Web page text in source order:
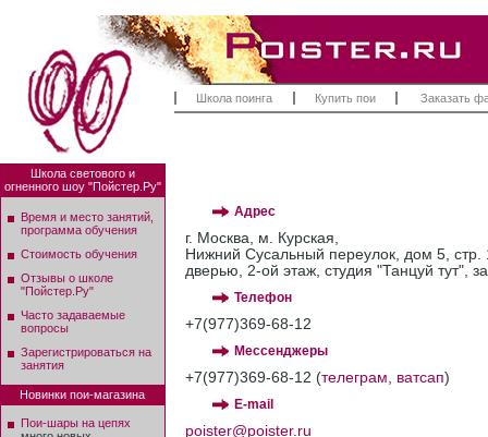
Школа поинга Купить пои Заказать
Адрес
г. Москва, м. Курская,
Нижний Сусальный переулок, дом 5,
дверью, 2-ой этаж, студия "Танцуй тут",
Телефон
+7(977)369-68-12
Мессенджеры
+7(977)369-68-12 (телеграм, ватсап)
E-mail
poister@poister.ru
Школа светового и
огненного шоу "Пойстер.Ру"
Время и место занятий,
программа обучения
Стоимость обучения
Отзывы о школе
"Пойстер.Ру"
Часто задаваемые
вопросы
Зарегистрироваться на
занятия
Новинки пои-магазина
Пои-шары на цепях